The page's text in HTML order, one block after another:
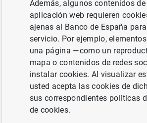
Comisión de Economía, Comercio y
Digital del Congreso de los Diputados
sobre las líneas generales de su
su reciente nombramiento.
Retransmisión en directo
Información
Además, algunos contenidos
aplicación web requieren
ajenas al Banco de España
servicio. Por ejemplo,
una página —como un
mapa o contenidos de redes
instalar cookies. Al visualizar
usted acepta las cookies de
sus correspondientes políticas
de cookies.